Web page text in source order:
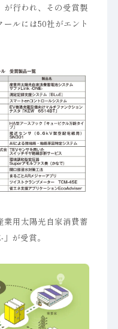
が行われ、その受賞製
ルには50社がエント
業用太陽光自家消費蓄
が受賞。